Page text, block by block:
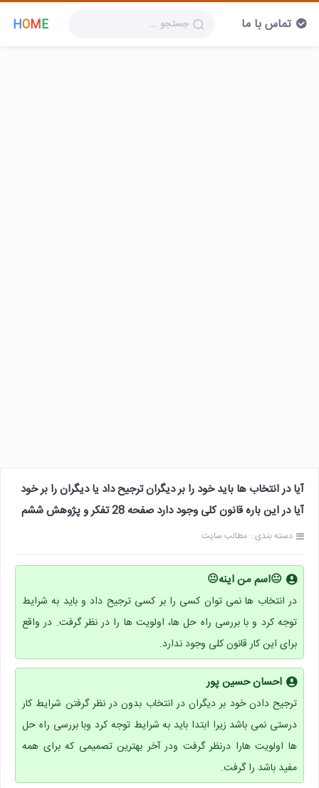
HOME تماس با ما
آیا در انتخاب ها باید خود را بر دیگران ترجیح داد یا دیگران را بر خود
آیا در این باره قانون کلی وجود دارد صفحه 28 تفکر و پژوهش ششم
دسته بندی : مطالب سایت
😐اسم من اینه😐
در انتخاب ها نمی توان کسی را بر کسی ترجیح داد و باید به شرایط
توجه کرد و با بررسی راه حل ها، اولویت ها را در نظر گرفت. در واقع
برای این کار قانون کلی وجود ندارد.
احسان حسین پور
ترجیح دادن خود بر دیگران در انتخاب بدون در نظر گرفتن شرایط کار
درستی نمی باشد زیرا ابتدا باید به شرایط توجه کرد وبا بررسی راه حل
ها اولویت هارا درنظر گرفت ودر آخر بهترین تصمیمی که برای همه
مفید باشد را گرفت.